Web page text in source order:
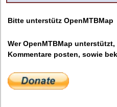
Bitte unterstütz OpenMTBMap
Wer OpenMTBMap
Kommentare posten, sowie